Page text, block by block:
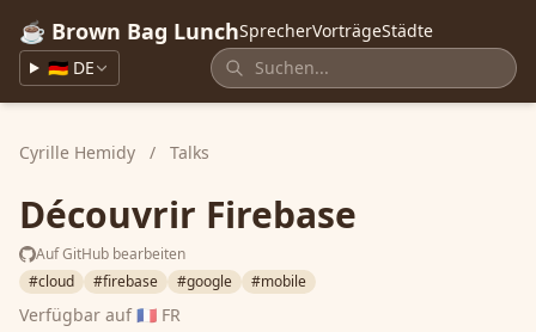
☕ Brown Bag LunchSprecherVorträgeStädte
🇩🇪 DE
Cyrille Hemidy / Talks
Découvrir Firebase
Auf GitHub bearbeiten
#cloud
#firebase #google #mobile
Verfügbar auf🇫🇷 FR